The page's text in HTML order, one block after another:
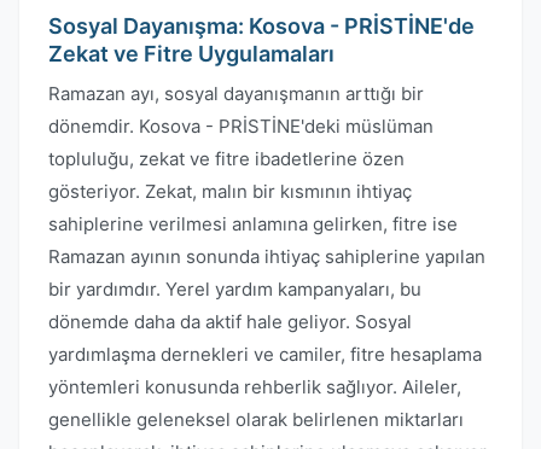
Sosyal Dayanışma: Kosova - PRİSTİNE'de
Zekat ve Fitre Uygulamaları
Ramazan ayı, sosyal dayanışmanın arttığı bir
dönemdir. Kosova - PRİSTİNE'deki müslüman
topluluğu, zekat ve fitre ibadetlerine özen
gösteriyor. Zekat, malın bir kısmının ihtiyaç
sahiplerine verilmesi anlamına gelirken, fitre ise
Ramazan ayının sonunda ihtiyaç sahiplerine yapılan
bir yardımdır. Yerel yardım kampanyaları, bu
dönemde daha da aktif hale geliyor. Sosyal
yardımlaşma dernekleri ve camiler, fitre hesaplama
yöntemleri konusunda rehberlik sağlıyor. Aileler,
genellikle geleneksel olarak belirlenen miktarları